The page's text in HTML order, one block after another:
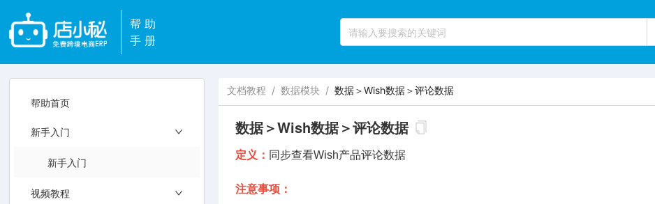
帮助
手册
帮助首页
新手入门
新手入门
视频教程
文档教程 / 数据模块 / 数据＞Wish数据＞评论数据
数据＞Wish数据＞评论数据
定义： 同步查看Wish产品评论数据
注意事项：